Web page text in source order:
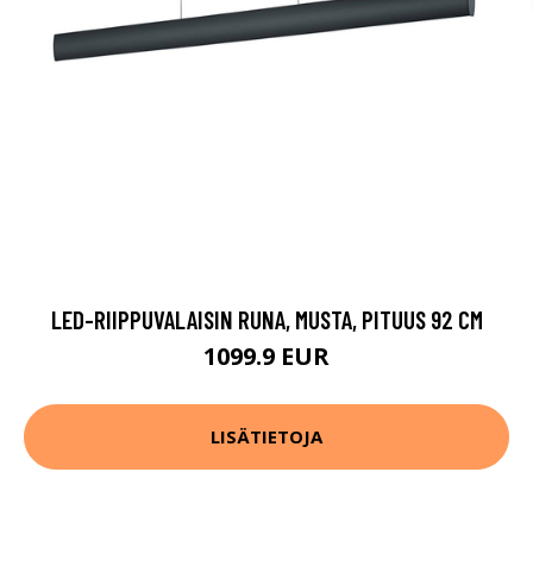
LED-RIIPPUVALAISIN RUNA, MUSTA, PITUUS 92 CM
1099.9 EUR
LISÄTIETOJA